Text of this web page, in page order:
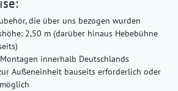
die über uns bezogen wurden
2,50 m (darüber hinaus Hebebühne
innerhalb Deutschlands
Außeneinheit bauseits erforderlich oder